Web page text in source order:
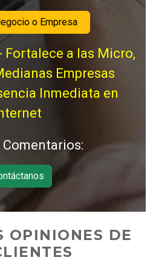
o Empresa
Fortalece a las Micro,
Empresas
Inmediata en
Comentarios:
OPINIONES DE